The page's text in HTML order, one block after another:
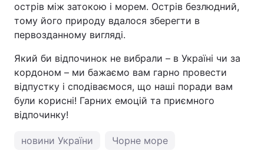
острів між затокою і морем. Острів безлюдний,
тому його природу вдалося зберегти в
первозданному вигляді.
Який би відпочинок не вибрали – в Україні чи за
кордоном – ми бажаємо вам гарно провести
відпустку і сподіваємося, що наші поради вам
були корисні! Гарних емоцій та приємного
відпочинку!
новини України Чорне море